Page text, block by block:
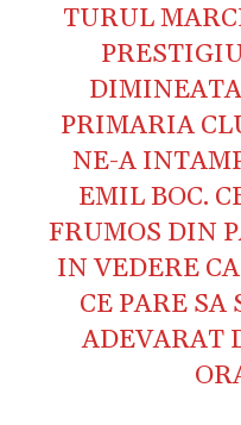
TURUL
PRIMARIA
NE-A
EMIL BOC.
FRUMOS DIN
IN VEDERE
CE PARE SA
ADEVARAT